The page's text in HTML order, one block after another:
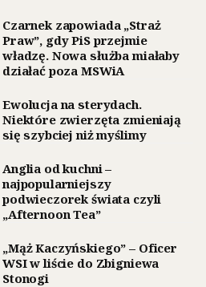
Czarnek zapowiada „Straż
Praw”, gdy PiS przejmie
władzę. Nowa służba miałaby
działać poza MSWiA
Ewolucja na sterydach.
Niektóre zwierzęta zmieniają
się szybciej niż myślimy
Anglia od kuchni –
najpopularniejszy
podwieczorek świata czyli
„Afternoon Tea”
„Mąż Kaczyńskiego” – Oficer
WSI w liście do Zbigniewa
Stonogi